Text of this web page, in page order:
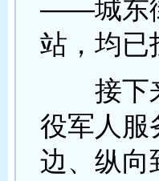
——城东
站，均已
接下来
役军人服
边、纵向